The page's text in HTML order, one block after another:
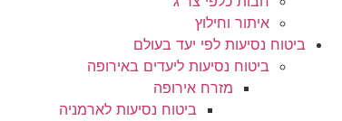
איתור וחילוץ
ביטוח נסיעות לפי יעד בעולם
ביטוח נסיעות ליעדים באירופה
מזרח אירופה
ביטוח נסיעות לארמניה